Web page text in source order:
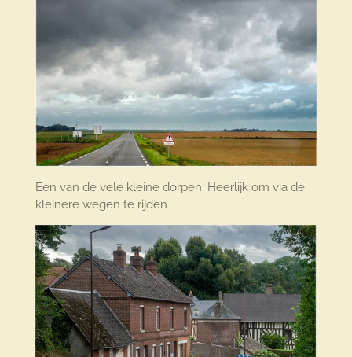
Een van de vele kleine dorpen. Heerlijk om via de
kleinere wegen te rijden